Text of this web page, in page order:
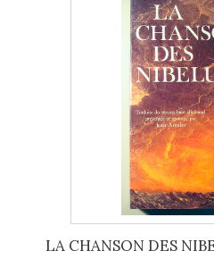
LA CHANSON DES